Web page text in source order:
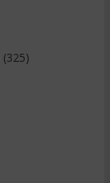
(325)